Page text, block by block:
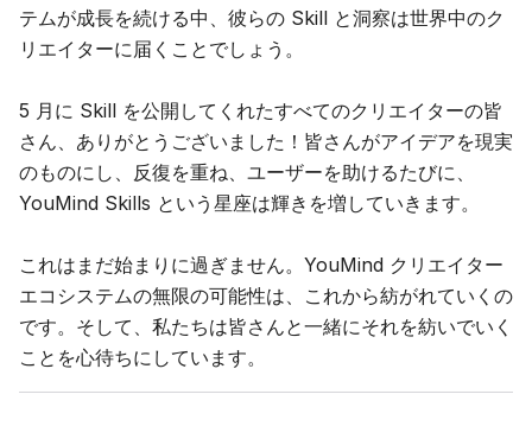
テムが成長を続ける中、彼らの Skill と洞察は世界中のク
リエイターに届くことでしょう。
5 月に Skill を公開してくれたすべてのクリエイターの皆
さん、ありがとうございました！皆さんがアイデアを現実
のものにし、反復を重ね、ユーザーを助けるたびに、
YouMind Skills という星座は輝きを増していきます。
これはまだ始まりに過ぎません。YouMind クリエイター
エコシステムの無限の可能性は、これから紡がれていくの
です。そして、私たちは皆さんと一緒にそれを紡いでいく
ことを心待ちにしています。